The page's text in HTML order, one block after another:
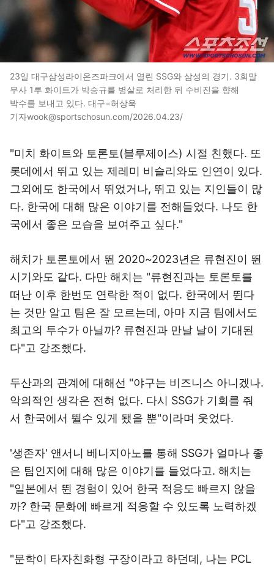
23일 대구삼성라이온즈파크에서 열린 SSG와 삼성의 경기. 3회말
무사 1루 화이트가 박승규를 병살로 처리한 뒤 수비진을 향해
박수를 보내고 있다. 대구=허상욱
기자wook@sportschosun.com/2026.04.23/
"미치 화이트와 토론토(블루제이스) 시절 친했다. 또
롯데에서 뛰고 있는 제레미 비슬리와도 인연이 있다.
그외에도 한국에서 뛰었거나, 뛰고 있는 지인들이 많
다. 한국에 대해 많은 이야기를 전해들었다. 나도 한
국에서 좋은 모습을 보여주고 싶다."
해치가 토론토에서 뛴 2020~2023년은 류현진이 뛴
시기와도 같다. 다만 해치는 "류현진과는 토론토를
떠난 이후 한번도 연락한 적이 없다. 한국에서 뛴다
는 것만 알고 팀은 잘 모르는데, 아마 지금 팀에서도
최고의 투수가 아닐까? 류현진과 만날 날이 기대된
다"고 강조했다.
두산과의 관계에 대해선 "야구는 비즈니스 아니겠나.
악의적인 생각은 전혀 없다. 다시 SSG가 기회를 줘
서 한국에서 뛸수 있게 됐을 뿐"이라며 웃었다.
'생존자' 앤서니 베니지아노를 통해 SSG가 얼마나 좋
은 팀인지에 대해 많은 이야기를 들었다고. 해치는
"일본에서 뛴 경험이 있어 한국 적응도 빠르지 않을
까? 한국 문화에 빠르게 적응할 수 있도록 노력하겠
다"고 강조했다.
"문학이 타자친화형 구장이라고 하던데, 나는 PCL